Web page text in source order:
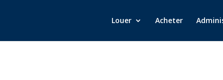
Louer Acheter